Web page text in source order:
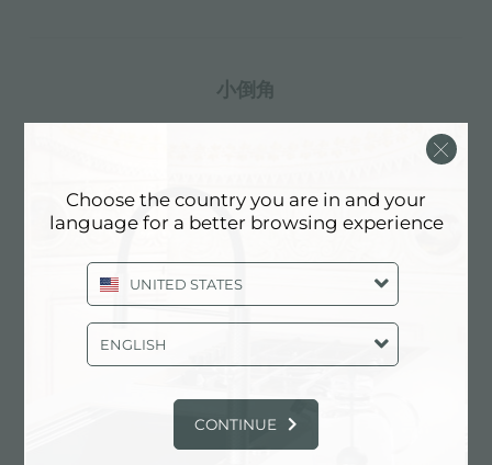
小倒角
具有现代设计和更大容量的方形碗，具有最小的美观性和
深盆
得益于先进的生产技术，该洗碗盆的重要深度超过20厘
米，可以在所有洗涤操作中提供极大的灵活性和实用性。
溢水口
Choose the country you are in and your
language for a better browsing experience
UNITED STATES
ENGLISH
CONTINUE